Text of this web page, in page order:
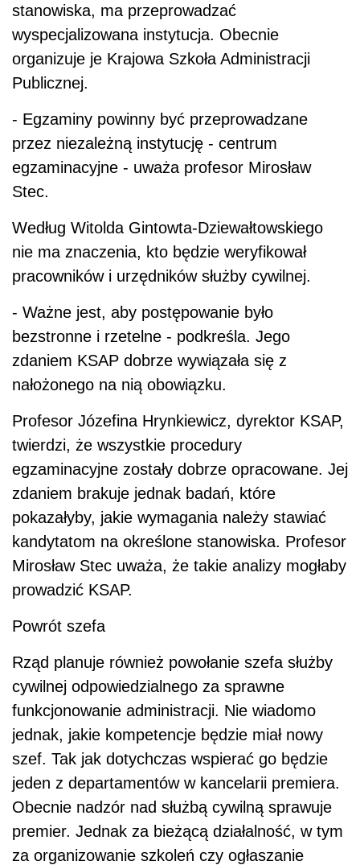
stanowiska, ma przeprowadzać
wyspecjalizowana instytucja. Obecnie
organizuje je Krajowa Szkoła Administracji
Publicznej.
- Egzaminy powinny być przeprowadzane
przez niezależną instytucję - centrum
egzaminacyjne - uważa profesor Mirosław
Stec.
Według Witolda Gintowta-Dziewałtowskiego
nie ma znaczenia, kto będzie weryfikował
pracowników i urzędników służby cywilnej.
- Ważne jest, aby postępowanie było
bezstronne i rzetelne - podkreśla. Jego
zdaniem KSAP dobrze wywiązała się z
nałożonego na nią obowiązku.
Profesor Józefina Hrynkiewicz, dyrektor KSAP,
twierdzi, że wszystkie procedury
egzaminacyjne zostały dobrze opracowane. Jej
zdaniem brakuje jednak badań, które
pokazałyby, jakie wymagania należy stawiać
kandytatom na określone stanowiska. Profesor
Mirosław Stec uważa, że takie analizy mogłaby
prowadzić KSAP.
Powrót szefa
Rząd planuje również powołanie szefa służby
cywilnej odpowiedzialnego za sprawne
funkcjonowanie administracji. Nie wiadomo
jednak, jakie kompetencje będzie miał nowy
szef. Tak jak dotychczas wspierać go będzie
jeden z departamentów w kancelarii premiera.
Obecnie nadzór nad służbą cywilną sprawuje
premier. Jednak za bieżącą działalność, w tym
za organizowanie szkoleń czy ogłaszanie